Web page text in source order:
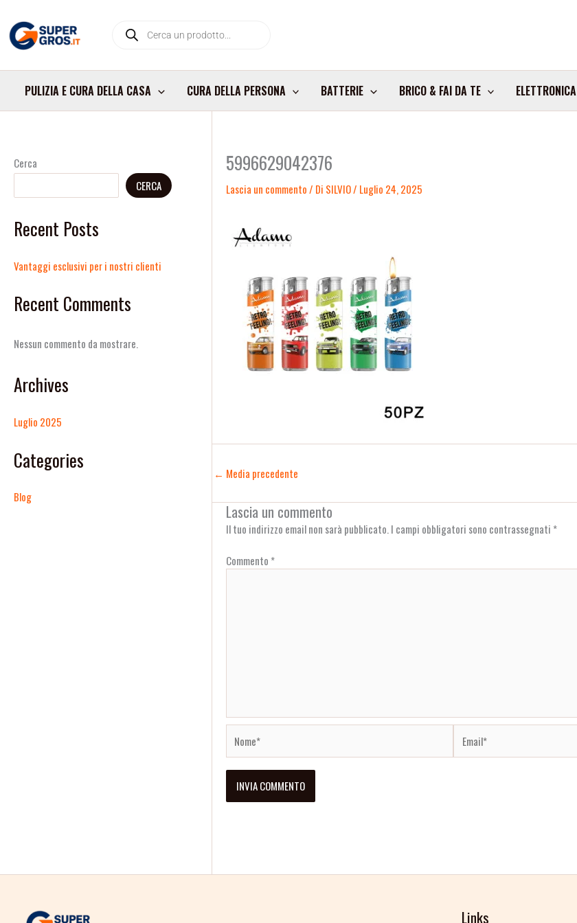
contenuto
search
PULIZIA E CURA DELLA CASA CURA DELLA PERSONA BATTERIE BRICO & FAI DA TE ELETTRONICA
Cerca
CERCA
Recent Posts
Vantaggi esclusivi per i nostri clienti
Recent Comments
Nessun commento da mostrare.
Archives
Luglio 2025
Categories
Blog
5996629042376
Lascia un commento/ Di SILVIO/ Luglio 24, 2025
← Media precedente
Lascia un commento
Il tuo indirizzo email non sarà pubblicato. I campi obbligatori sono contrassegnati *
Commento *
Links